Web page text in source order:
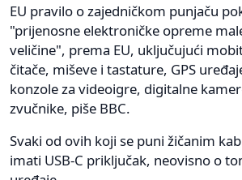
EU pravilo o zajedničkom punjaču
"prijenosne elektroničke opreme
veličine", prema EU, uključujući
čitače, miševe i tastature, GPS
konzole za videoigre, digitalne
zvučnike, piše BBC.
Svaki od ovih koji se puni žičanim
imati USB-C priključak, neovisno o